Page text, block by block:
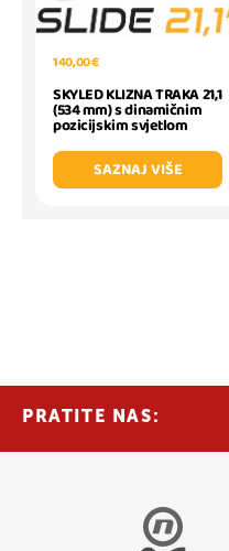
140,00 €
SKYLED KLIZNA TRAKA 21,1
(534 mm) s dinamičnim
pozicijskim svjetlom
SAZNAJ VIŠE
PRATITE NAS: